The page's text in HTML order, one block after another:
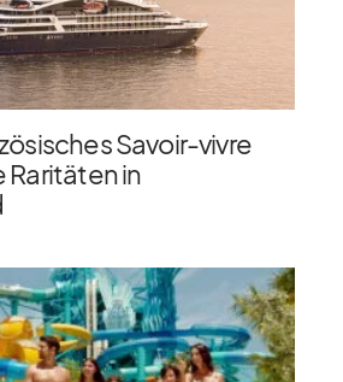
Savoir-vivre
Raritäten in